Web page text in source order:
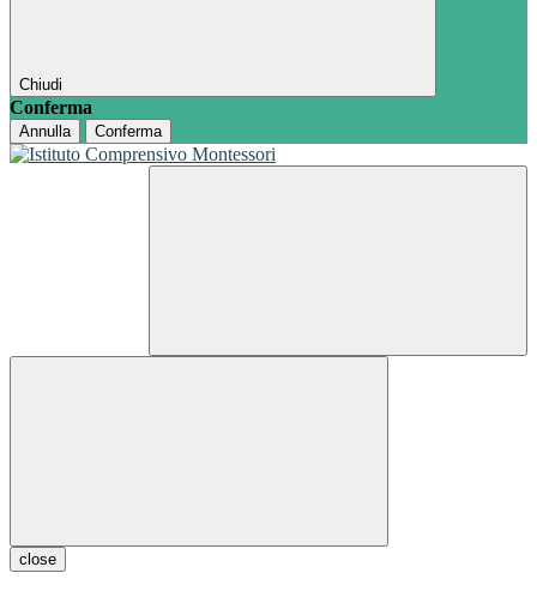
Chiudi
Conferma
Annulla Conferma
close